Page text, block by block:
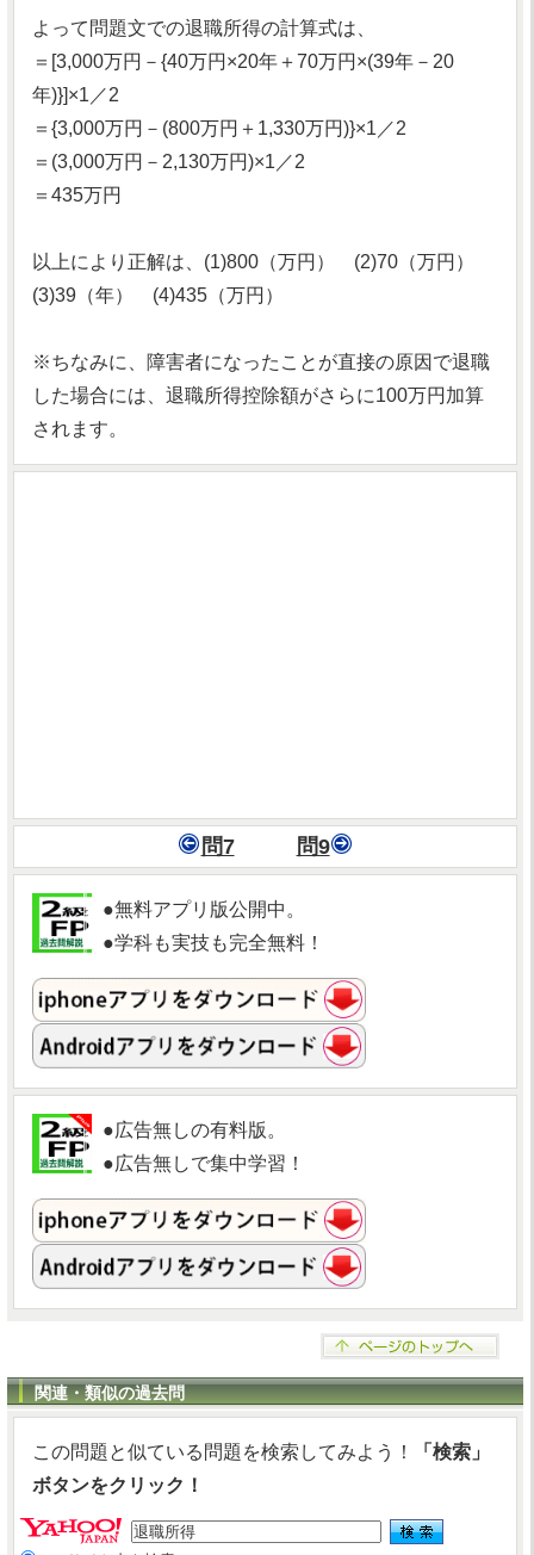
よって問題文での退職所得の計算式は、
＝[3,000万円－{40万円×20年＋70万円×(39年－20
年)}]×1／2
＝{3,000万円－(800万円＋1,330万円)}×1／2
＝(3,000万円－2,130万円)×1／2
＝435万円
以上により正解は、(1)800（万円） (2)70（万円）
(3)39（年） (4)435（万円）
※ちなみに、障害者になったことが直接の原因で退職
した場合には、退職所得控除額がさらに100万円加算
されます。
問7 問9
●無料アプリ版公開中。
●学科も実技も完全無料！
●広告無しの有料版。
●広告無しで集中学習！
関連・類似の過去問
この問題と似ている問題を検索してみよう！
「検索」
ボタンをクリック！